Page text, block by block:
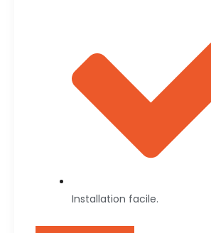
Installation facile.